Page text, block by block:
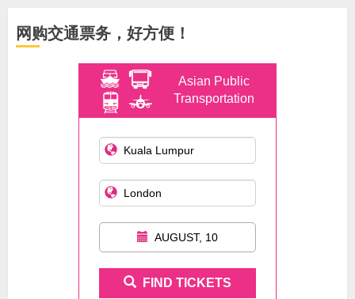
网购交通票务，好方便！
Asian Public
Transportation
AUGUST, 10
FIND TICKETS